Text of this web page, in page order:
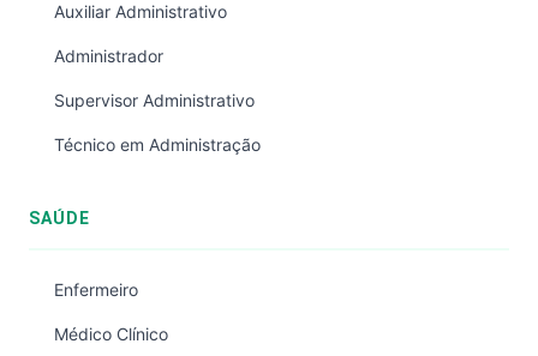
Auxiliar Administrativo
Administrador
Supervisor Administrativo
Técnico em Administração
SAÚDE
Enfermeiro
Médico Clínico